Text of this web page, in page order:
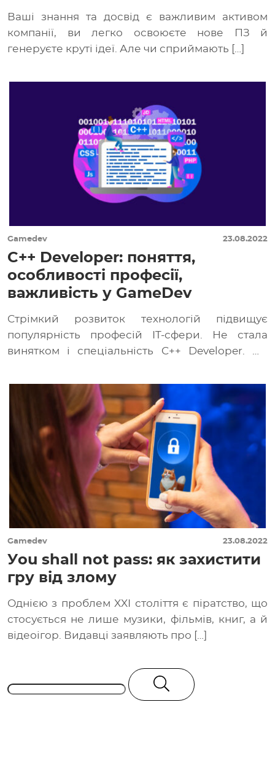
Ваші знання та досвід є важливим активом
компанії, ви легко освоюєте нове ПЗ й
генеруєте круті ідеї. Але чи сприймають […]
Gamedev 23.08.2022
C++ Developer: поняття,
особливості професії,
важливість у GameDev
Стрімкий розвиток технологій підвищує
популярність професій IT-сфери. Не стала
винятком і спеціальність C++ Developer. Це
програмування […]
Gamedev 23.08.2022
Уou shall not pass: як захистити
гру від злому
Однією з проблем XXI століття є піратство, що
стосується не лише музики, фільмів, книг, а й
відеоігор. Видавці заявляють про […]